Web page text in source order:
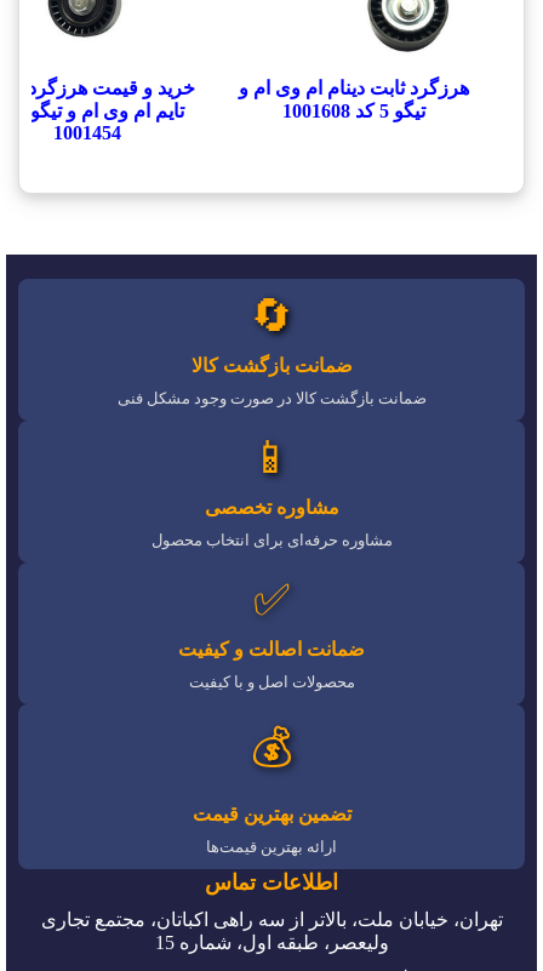
هرزگرد ثابت دینام ام وی ام و
تیگو 5 کد 1001608
خرید و قیمت هرزگرد
1001454
🔄
ضمانت بازگشت کالا
ضمانت بازگشت کالا در صورت وجود مشکل فنی
📱
مشاوره تخصصی
مشاوره حرفه‌ای برای انتخاب محصول
✅
ضمانت اصالت و کیفیت
محصولات اصل و با کیفیت
💰
تضمین بهترین قیمت
ارائه بهترین قیمت‌ها
اطلاعات تماس
تهران، خیابان ملت، بالاتر از سه راهی اکباتان، مجتمع تجاری
ولیعصر، طبقه اول، شماره 15